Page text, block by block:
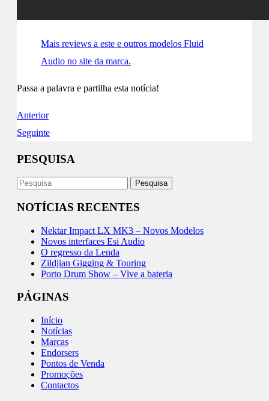
Mais reviews a este e outros modelos Fluid
Audio no site da marca.
Passa a palavra e partilha esta notícia!
Anterior
Seguinte
PESQUISA
NOTÍCIAS RECENTES
Nektar Impact LX MK3 – Novos Modelos
Novos interfaces Esi Audio
O regresso da Lenda
Zildjian Gigging & Touring
Porto Drum Show – Vive a bateria
PÁGINAS
Início
Notícias
Marcas
Endorsers
Pontos de Venda
Promoções
Contactos